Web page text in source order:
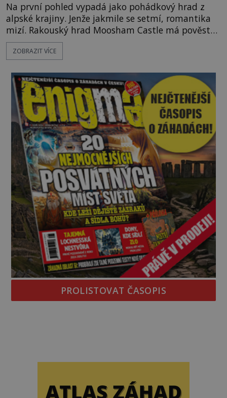
Na první pohled vypadá jako pohádkový hrad z
alpské krajiny. Jenže jakmile se setmí, romantika
mizí. Rakouský hrad Moosham Castle má pověst
nejděsivějšího domu v celé zemi. Lidé tu údajně
slyší kroky v prázdných chodbách, šeptání ze zdí i
temná minulost mohla zanechat něco, co se
dodnes nepodařilo vysvětlit. Kamenný hrad stojí v
horách Salcburska u
ZOBRAZIT VÍCE
PROLISTOVAT ČASOPIS